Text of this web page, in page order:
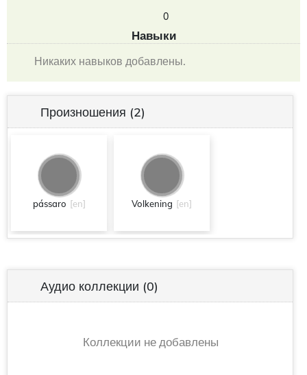
0
Навыки
Никаких навыков добавлены.
Произношения (2)
pássaro [en] Volkening [en]
Аудио коллекции (0)
Коллекции не добавлены